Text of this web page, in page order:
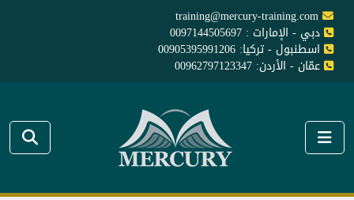
training@mercury-training.com
دبي - الإمارات : 0097144505697
اسطنبول - تركيا: 00905395991206
عمّان - الأردن: 00962797123347